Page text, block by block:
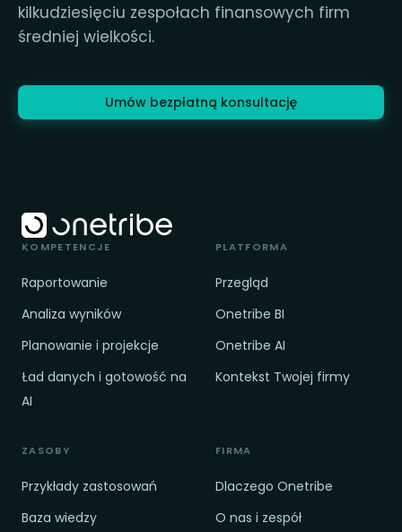
kilkudziesięciu zespołach finansowych firm
średniej wielkości.
Umów bezpłatną konsultację
KOMPETENCJE
Raportowanie
Analiza wyników
Planowanie i projekcje
Ład danych i gotowość na
AI
PLATFORMA
Przegląd
Onetribe BI
Onetribe AI
Kontekst Twojej firmy
ZASOBY
Przykłady zastosowań
Baza wiedzy
FIRMA
Dlaczego Onetribe
O nas i zespół